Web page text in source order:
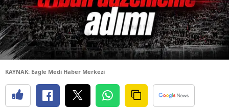
KAYNAK: Eagle Medi Haber Merkezi